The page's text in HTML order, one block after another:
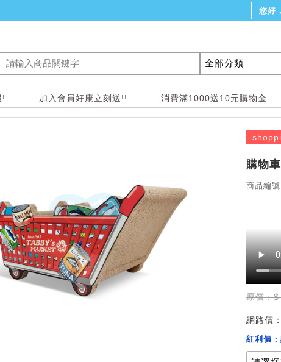
您好
! 加入會員好康立刻送!! 消費滿1000送10元購物金
購物
商品編
原價：
網路價
紅利價：